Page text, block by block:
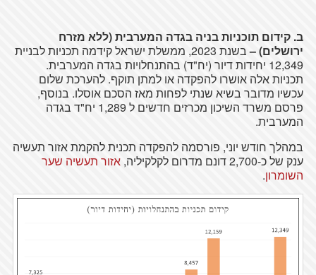
ב. קידום תוכניות בניה בגדה המערבית (ללא מזרח
ירושלים) –
בשנת 2023, ממשלת ישראל קידמה תכניות לבניית
12,349 יחידות דיור (יח"ד) בהתנחלויות בגדה המערבית.
תכניות אלה אושרו להפקדה או למתן תוקף. להערכת שלום
עכשיו מדובר בשיא שנתי לפחות מאז הסכם אוסלו. בנוסף,
פרסם משרד השיכון מכרזים חדשים ל 1,289 יח"ד בגדה
המערבית.
במהלך חודש יוני, פורסמה להפקדה תכנית להקמת אזור תעשיה
ענק של כ-2,700 דונם מדרום לקלקיליה,
אזור תעשיה שער
השומרון.